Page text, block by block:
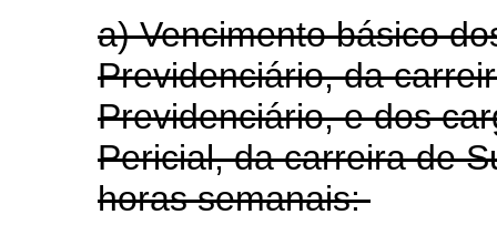
a) Vencimento básico
Previdenciário, da
Previdenciário, e dos
Pericial, da carreira de
horas semanais: